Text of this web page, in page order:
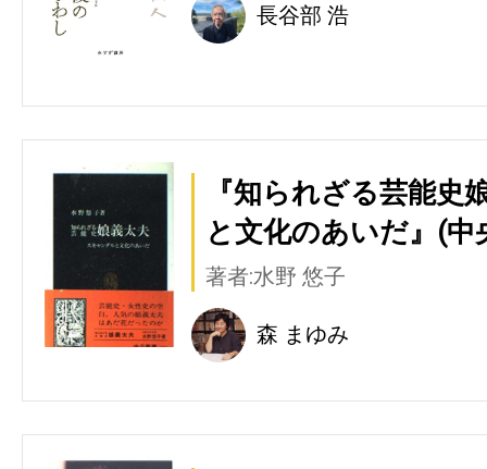
長谷部 浩
『知られざる芸能史
と文化のあいだ』(中
著者:水野 悠子
森 まゆみ